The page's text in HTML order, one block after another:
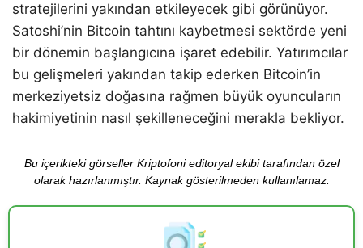
stratejilerini yakından etkileyecek gibi görünüyor.
Satoshi’nin Bitcoin tahtını kaybetmesi sektörde yeni
bir dönemin başlangıcına işaret edebilir. Yatırımcılar
bu gelişmeleri yakından takip ederken Bitcoin’in
merkeziyetsiz doğasına rağmen büyük oyuncuların
hakimiyetinin nasıl şekilleneceğini merakla bekliyor.
Bu içerikteki görseller Kriptofoni editoryal ekibi tarafından özel
olarak hazırlanmıştır. Kaynak gösterilmeden kullanılamaz.